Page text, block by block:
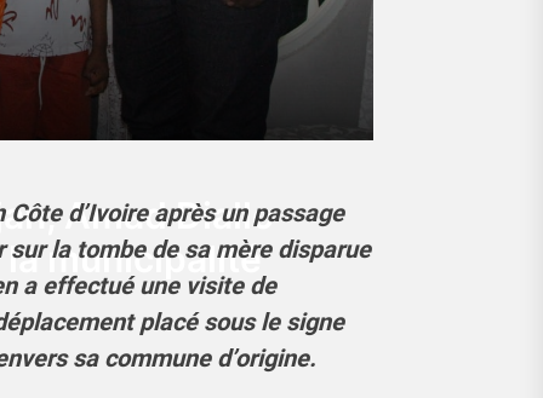
Amad Diallo
municipalité
d’Ivoire après un passage
la tombe de sa mère disparue
a effectué une visite de
placé sous le signe
sa commune d’origine.